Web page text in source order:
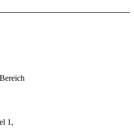
1,